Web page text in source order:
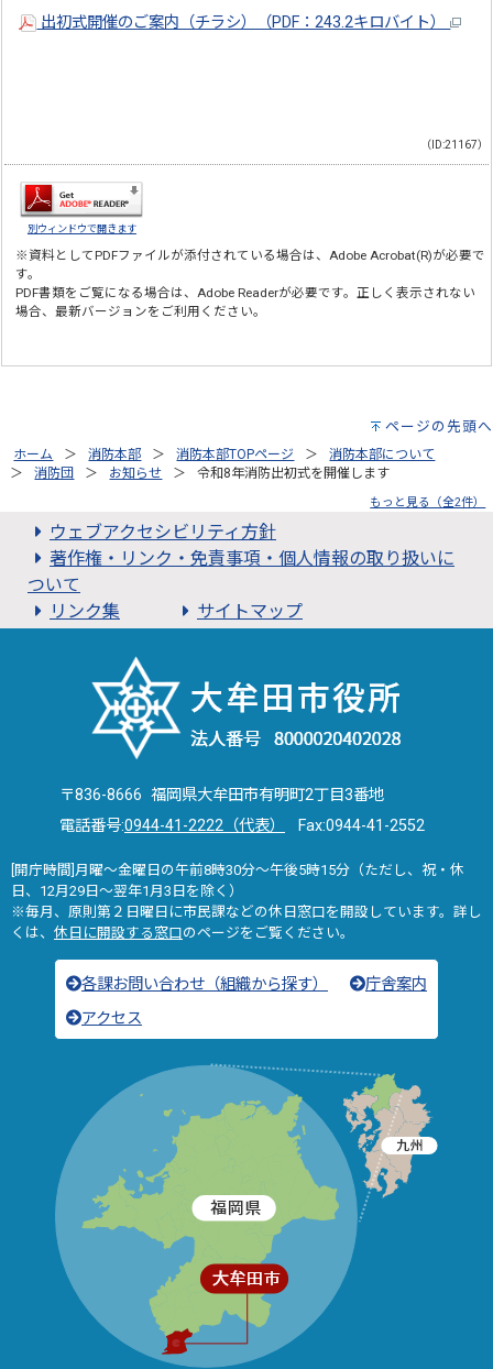
出初式開催のご案内（チラシ）（PDF：243.2キロバイト）
（ID:21167）
別ウィンドウで開きます
※資料としてPDFファイルが添付されている場合は、Adobe Acrobat(R)が必要で
す。
PDF書類をご覧になる場合は、Adobe Readerが必要です。正しく表示されない
場合、最新バージョンをご利用ください。
ページの先頭へ
ホーム 消防本部 消防本部TOPページ
消防本部について
消防団
お知らせ 令和8年消防出初式を開催します
もっと見る（全2件）
ウェブアクセシビリティ方針
著作権・リンク・免責事項・個人情報の取り扱いに
ついて
リンク集
サイトマップ
〒836-8666 福岡県大牟田市有明町2丁目3番地
電話番号:0944-41-2222（代表） Fax:0944-41-2552
[開庁時間]月曜～金曜日の午前8時30分～午後5時15分（ただし、祝・休
日、12月29日～翌年1月3日を除く）
※毎月、原則第２日曜日に市民課などの休日窓口を開設しています。詳し
くは、 休日に開設する窓口のページをご覧ください。
各課お問い合わせ（組織から探す）
庁舎案内
アクセス